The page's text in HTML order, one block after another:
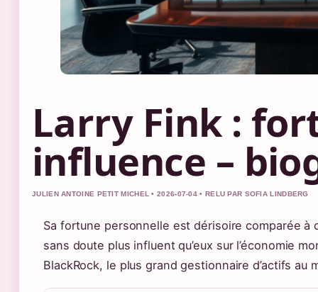
Larry Fink :
influence –
JULIEN ANTOINE PETIT MICHEL • 2026-07-04 • RELU PAR SOFIA LINDBERG
Sa fortune personnelle est dérisoire comparée à
sans doute plus influent qu’eux sur l’économie
BlackRock, le plus grand gestionnaire d’actifs